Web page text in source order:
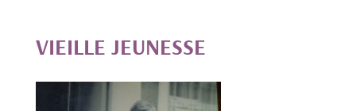
VIEILLE JEUNESSE